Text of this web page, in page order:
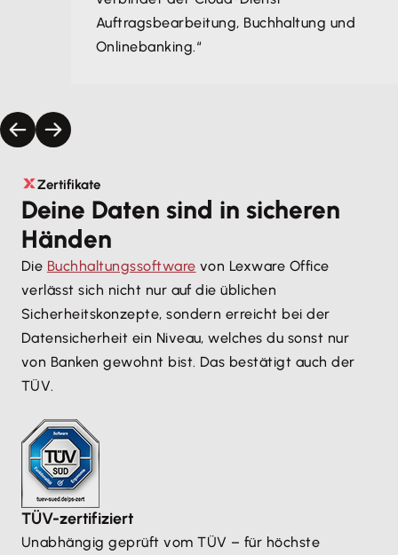
Auftragsbearbeitung, Buchhaltung und
Onlinebanking.“
Zertifikate
Deine Daten sind in sicheren
Händen
Die Buchhaltungssoftware von Lexware Office
verlässt sich nicht nur auf die üblichen
Sicherheitskonzepte, sondern erreicht bei der
Datensicherheit ein Niveau, welches du sonst nur
von Banken gewohnt bist. Das bestätigt auch der
TÜV.
TÜV-zertifiziert
Unabhängig geprüft vom TÜV – für höchste